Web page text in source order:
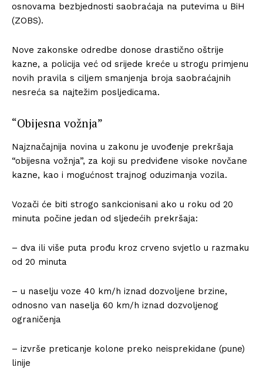
osnovama bezbjednosti saobraćaja na putevima u BiH
(ZOBS).
Nove zakonske odredbe donose drastično oštrije
kazne, a policija već od srijede kreće u strogu primjenu
novih pravila s ciljem smanjenja broja saobraćajnih
nesreća sa najtežim posljedicama.
“Obijesna vožnja”
Najznačajnija novina u zakonu je uvođenje prekršaja
“obijesna vožnja”, za koji su predviđene visoke novčane
kazne, kao i mogućnost trajnog oduzimanja vozila.
Vozači će biti strogo sankcionisani ako u roku od 20
minuta počine jedan od sljedećih prekršaja:
– dva ili više puta prođu kroz crveno svjetlo u razmaku
od 20 minuta
– u naselju voze 40 km/h iznad dozvoljene brzine,
odnosno van naselja 60 km/h iznad dozvoljenog
ograničenja
– izvrše preticanje kolone preko neisprekidane (pune)
linije